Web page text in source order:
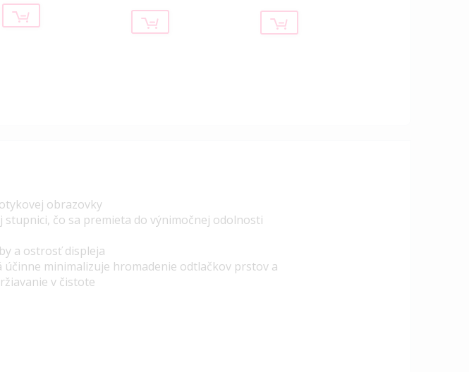
obrazovky
čo sa premieta do výnimočnej odolnosti
a ostrosť displeja
minimalizuje hromadenie odtlačkov prstov a
v čistote